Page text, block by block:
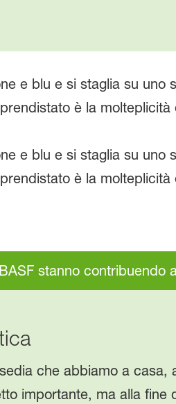
stanno contribuendo
che abbiamo a casa,
importante, ma alla fine